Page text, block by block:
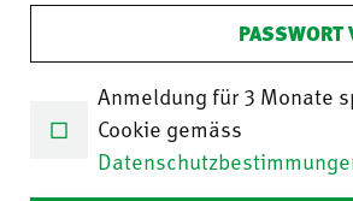
PASSWORT
Anmeldung für 3 Monate
Cookie gemäss